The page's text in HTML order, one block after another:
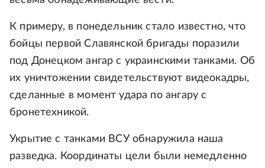
К примеру, в понедельник стало известно, что
бойцы первой Славянской бригады поразили
под Донецком ангар с украинскими танками. Об
их уничтожении свидетельствуют видеокадры,
сделанные в момент удара по ангару с
бронетехникой.
Укрытие с танками ВСУ обнаружила наша
разведка. Координаты цели были немедленно